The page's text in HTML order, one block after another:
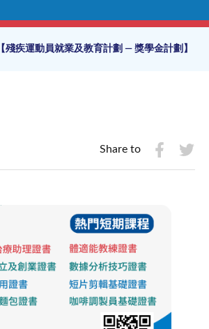
【殘疾運動員就業及教育計劃 — 獎學金計劃】
Share to